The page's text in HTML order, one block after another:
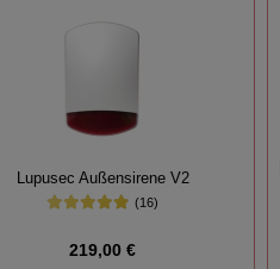
Lupusec Außensirene V2
(16)
219,00 €